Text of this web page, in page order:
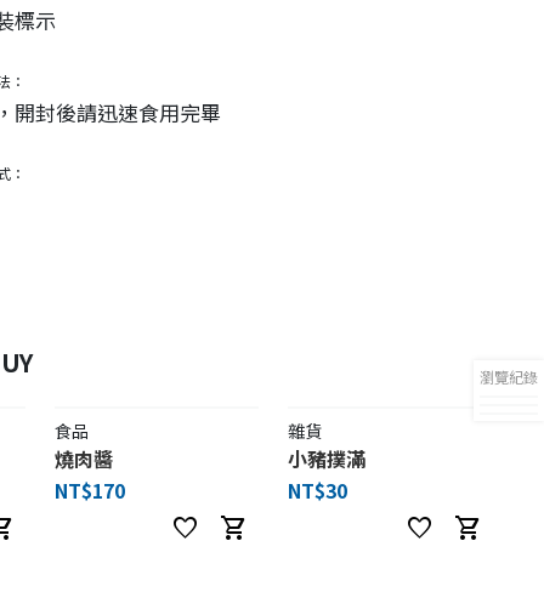
標示
：
開封後請迅速食用完畢
：
瀏覽紀錄
食品
燒肉醬
NT$170
favorite shopping_cart
雜貨
小豬撲滿
NT$30
favorite shopping_cart